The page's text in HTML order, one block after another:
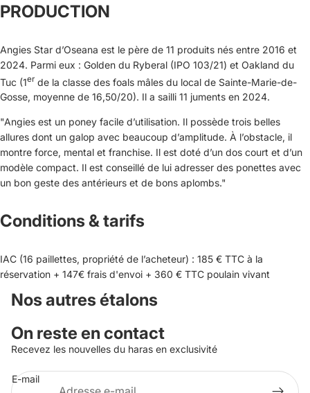
PRODUCTION
Angies Star d’Oseana est le père de 11 produits nés entre 2016 et
2024. Parmi eux : Golden du Ryberal (IPO 103/21) et Oakland du
Tuc (1er de la classe des foals mâles du local de Sainte-Marie-de-
Gosse, moyenne de 16,50/20). Il a sailli 11 juments en 2024.
"Angies est un poney facile d’utilisation. Il possède trois belles
allures dont un galop avec beaucoup d’amplitude. À l’obstacle, il
montre force, mental et franchise. Il est doté d’un dos court et d’un
modèle compact. Il est conseillé de lui adresser des ponettes avec
un bon geste des antérieurs et de bons aplombs."
Conditions & tarifs
IAC (16 paillettes, propriété de l’acheteur) : 185 € TTC à la
réservation + 147€ frais d'envoi + 360 € TTC poulain vivant
Nos autres étalons
On reste en contact
Recevez les nouvelles du haras en exclusivité
E-mail